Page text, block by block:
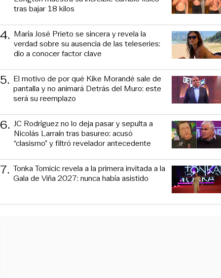
tras bajar 18 kilos
4. María José Prieto se sincera y revela la
verdad sobre su ausencia de las teleseries:
dio a conocer factor clave
5. El motivo de por qué Kike Morandé sale de
pantalla y no animará Detrás del Muro: este
será su reemplazo
6. JC Rodríguez no lo deja pasar y sepulta a
Nicolás Larraín tras basureo: acusó
“clasismo” y filtró revelador antecedente
7. Tonka Tomicic revela a la primera invitada a la
Gala de Viña 2027: nunca había asistido